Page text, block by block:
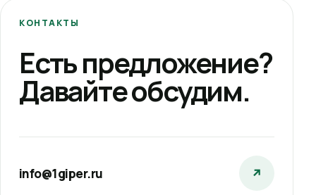
КОНТАКТЫ
Есть предложение?
Давайте обсудим.
info@1giper.ru ↗